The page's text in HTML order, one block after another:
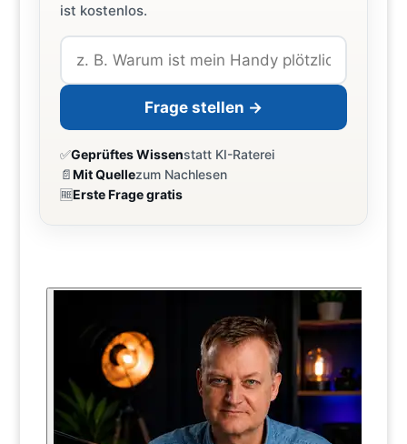
ist kostenlos.
Frage stellen →
✅Geprüftes Wissenstatt KI-Raterei
📄Mit Quellezum Nachlesen
🆓Erste Frage gratis